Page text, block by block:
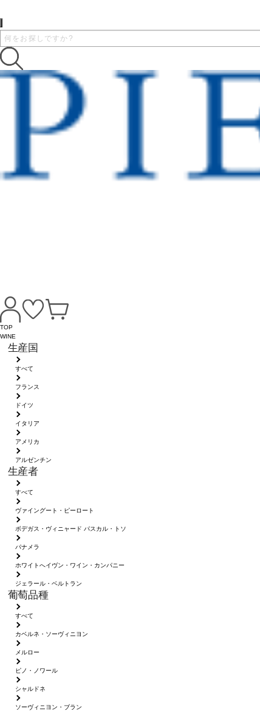
TOP
WINE
生産国
すべて
フランス
ドイツ
イタリア
アメリカ
アルゼンチン
生産者
すべて
ヴァイングート・ピーロート
ボデガス・ヴィニャード パスカル・トソ
パナメラ
ホワイトへイヴン・ワイン・カンパニー
ジェラール・ベルトラン
葡萄品種
すべて
カベルネ・ソーヴィニヨン
メルロー
ピノ・ノワール
シャルドネ
ソーヴィニヨン・ブラン